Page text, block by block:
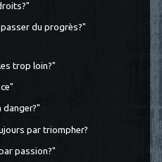
du progrès?"
trop loin?"
danger?"
par triompher?
passion?"